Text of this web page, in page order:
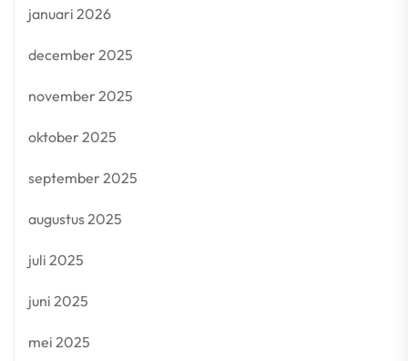
januari 2026
december 2025
november 2025
oktober 2025
september 2025
augustus 2025
juli 2025
juni 2025
mei 2025